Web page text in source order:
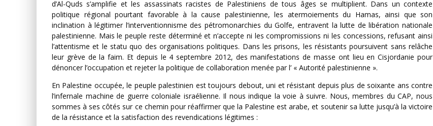
d’Al-Quds s’amplifie et les assassinats racistes de Palestiniens de tous âges se multiplient. Dans un contexte
politique régional pourtant favorable à la cause palestinienne, les atermoiements du Hamas, ainsi que son
inclination à légitimer l’interventionnisme des pétromonarchies du Golfe, entravent la lutte de libération nationale
palestinienne. Mais le peuple reste déterminé et n’accepte ni les compromissions ni les concessions, refusant ainsi
l’attentisme et le statu quo des organisations politiques. Dans les prisons, les résistants poursuivent sans relâche
leur grève de la faim. Et depuis le 4 septembre 2012, des manifestations de masse ont lieu en Cisjordanie pour
dénoncer l’occupation et rejeter la politique de collaboration menée par l’ « Autorité palestinienne ».
En Palestine occupée, le peuple palestinien est toujours debout, uni et résistant depuis plus de soixante ans contre
l’infernale machine de guerre coloniale israélienne. Il nous indique la voie à suivre. Nous, membres du CAP, nous
sommes à ses côtés sur ce chemin pour réaffirmer que la Palestine est arabe, et soutenir sa lutte jusqu’à la victoire
de la résistance et la satisfaction des revendications légitimes :